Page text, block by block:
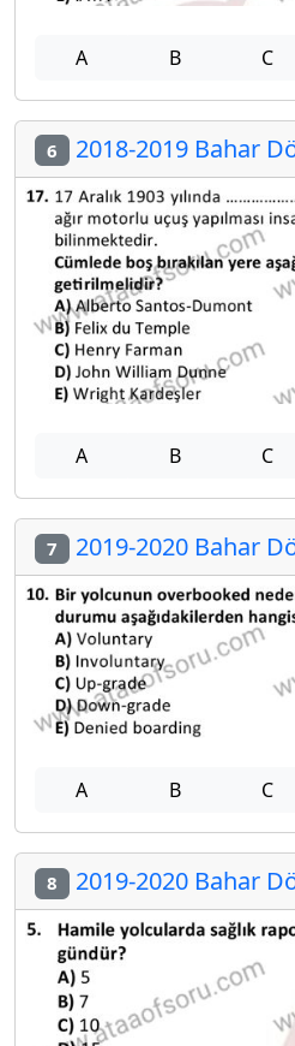
A B C
6 2018-2019 Bahar
A B C
7 2019-2020 Bahar
A B C
8 2019-2020 Bahar